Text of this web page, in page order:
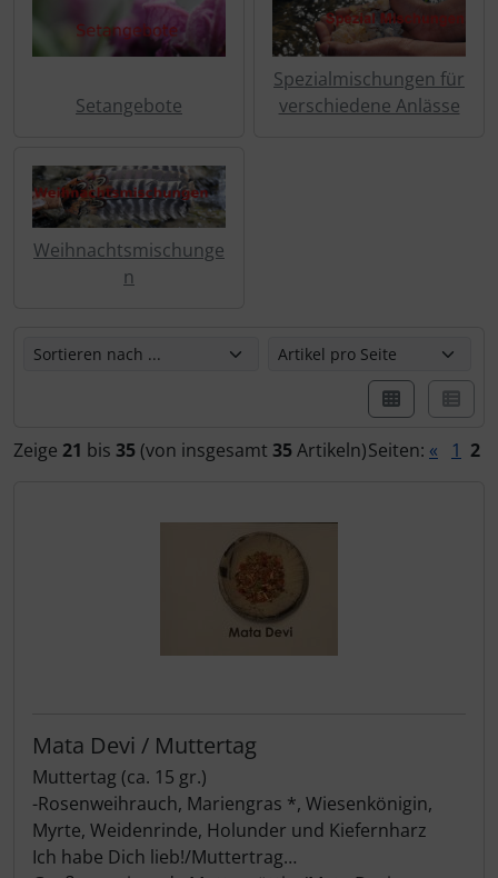
Setangebote
Spezialmischungen für
verschiedene Anlässe
Weihnachtsmischunge
n
Zeige 21 bis 35 (von insgesamt 35Artikeln)Seiten: « 1 2
Mata Devi / Muttertag
Muttertag (ca. 15 gr.)
-Rosenweihrauch, Mariengras *, Wiesenkönigin,
Myrte, Weidenrinde, Holunder und Kiefernharz
Ich habe Dich lieb!/Muttertrag